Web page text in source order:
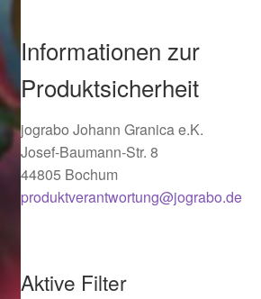
Ostergeschenke finden für Ostern 2018
Ostergeschenke finden für Ostern 2019
Ostergeschenke finden für Ostern 2020
Ostergeschenke finden für Ostern 2022
Informationen zur
Produktsicherheit
jograbo Johann Granica e.K.
Josef-Baumann-Str. 8
44805 Bochum
produktverantwortung@jograbo.de
Aktive Filter